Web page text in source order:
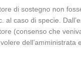
di sostegno non
al caso di specie.
(consenso che
dell’amministrata